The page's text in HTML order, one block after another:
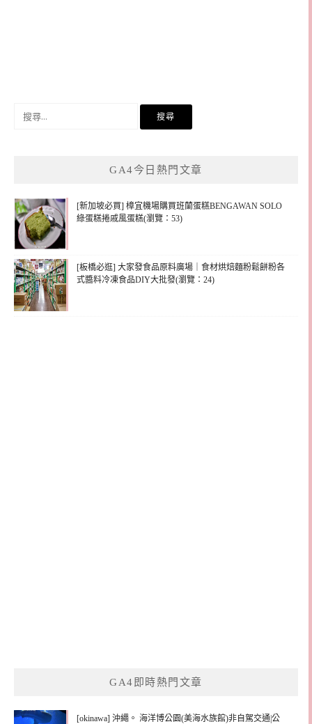
GA4今日熱門文章
[新加坡必買] 樟宜機場購買班蘭蛋糕BENGAWAN SOLO
綠蛋糕捲戚風蛋糕(瀏覽：53)
[板橋必逛] 大家發食品原料廣場｜食材烘焙麵粉鬆餅粉各
式醬料冷凍食品DIY大批發(瀏覽：24)
GA4即時熱門文章
[okinawa] 沖繩。 海洋博公園(美海水族館)非自駕交通|公